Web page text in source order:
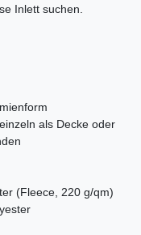
Inlett suchen.
als Decke oder
(Fleece, 220 g/qm)